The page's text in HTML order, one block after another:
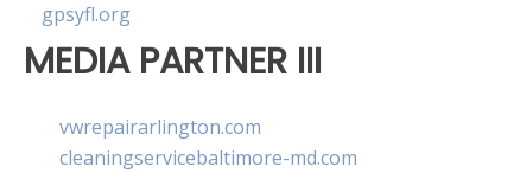
gpsyfl.org
MEDIA PARTNER III
vwrepairarlington.com
cleaningservicebaltimore-md.com